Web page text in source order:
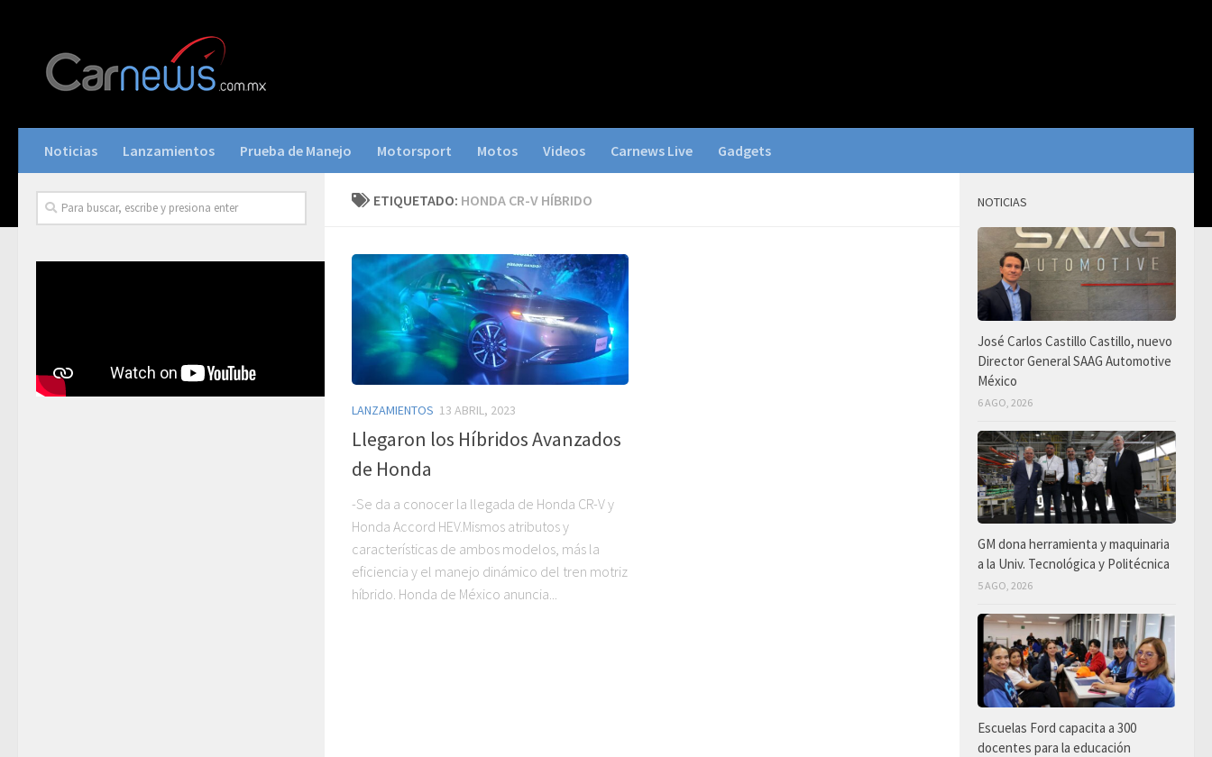
Noticias Lanzamientos Prueba de Manejo Motorsport Motos Videos Carnews Live Gadgets
ETIQUETADO: HONDA CR-V HÍBRIDO
LANZAMIENTOS 13 ABRIL, 2023
Llegaron los Híbridos Avanzados
de Honda
-Se da a conocer la llegada de Honda CR-V y
Honda Accord HEV.Mismos atributos y
características de ambos modelos, más la
eficiencia y el manejo dinámico del tren motriz
híbrido. Honda de México anuncia...
NOTICIAS
José Carlos Castillo Castillo, nuevo
Director General SAAG Automotive
México
6 AGO, 2026
GM dona herramienta y maquinaria
a la Univ. Tecnológica y Politécnica
5 AGO, 2026
Escuelas Ford capacita a 300
docentes para la educación